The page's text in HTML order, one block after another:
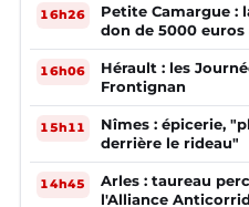
16h26
Petite Camargue :
don de 5000
16h06
Hérault : les
Frontignan
15h11
Nîmes : épicerie,
derrière le rideau"
14h45
Arles : taureau
l'Alliance